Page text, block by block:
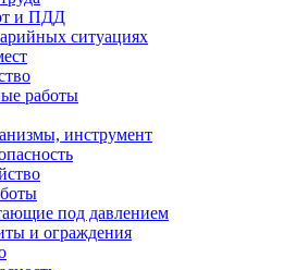
и ПДД
ситуациях
работы
инструмент
под давлением
и ограждения